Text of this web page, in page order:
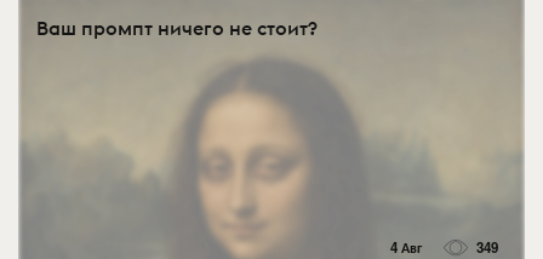
Ваш промпт ничего не стоит?
4 Авг 349